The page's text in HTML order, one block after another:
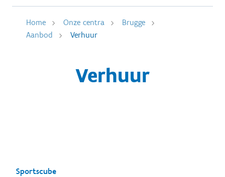
Home Onze centra
Brugge
Aanbod
Verhuur
Verhuur
Sportscube